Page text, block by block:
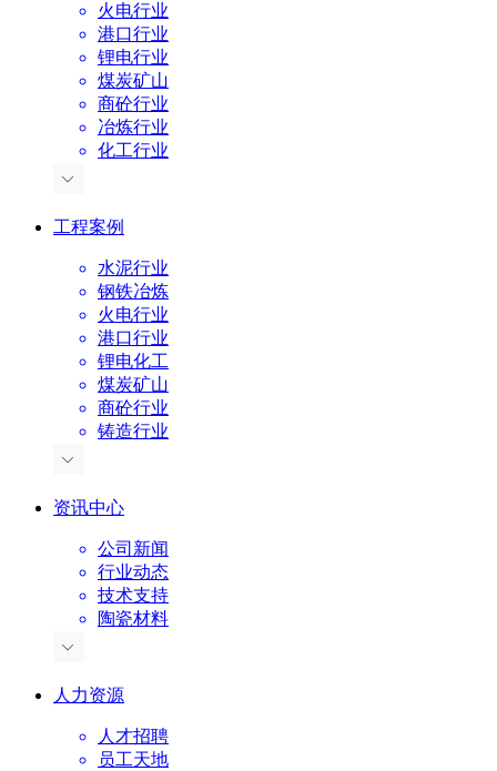
火电行业
港口行业
锂电行业
煤炭矿山
商砼行业
冶炼行业
化工行业
工程案例
水泥行业
钢铁冶炼
火电行业
港口行业
锂电化工
煤炭矿山
商砼行业
铸造行业
资讯中心
公司新闻
行业动态
技术支持
陶瓷材料
人力资源
人才招聘
员工天地